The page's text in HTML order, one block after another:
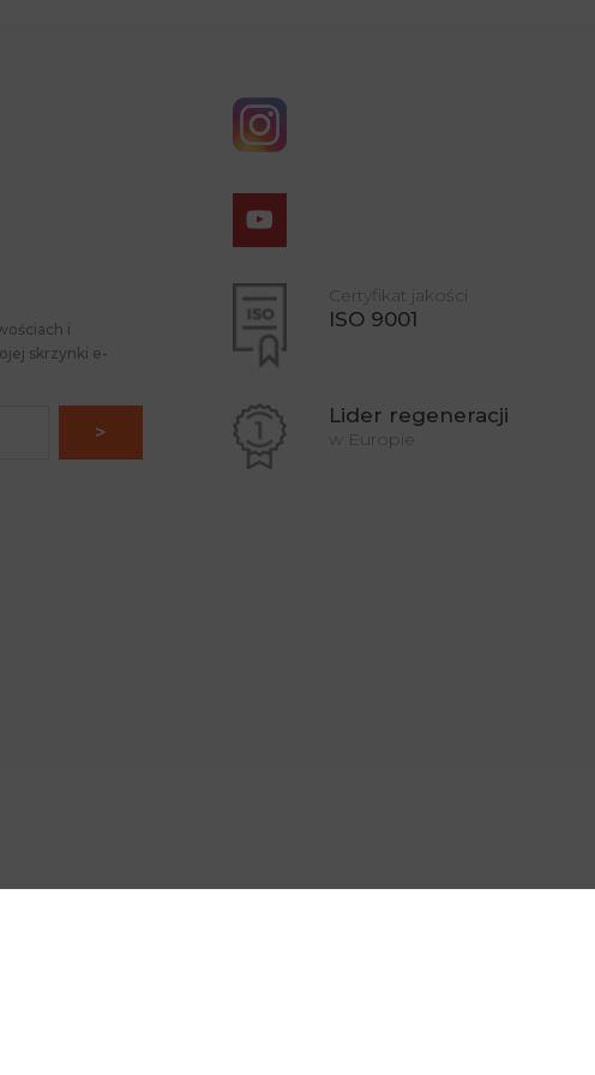
i
skrzynki e-
Certyfikat jakości
ISO 9001
Lider regeneracji
w Europie